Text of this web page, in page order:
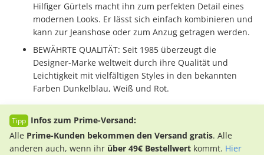
Hilfiger Gürtels macht ihn zum perfekten Detail eines
modernen Looks. Er lässt sich einfach kombinieren und
kann zur Jeanshose oder zum Anzug getragen werden.
BEWÄHRTE QUALITÄT: Seit 1985 überzeugt die
Designer-Marke weltweit durch ihre Qualität und
Leichtigkeit mit vielfältigen Styles in den bekannten
Farben Dunkelblau, Weiß und Rot.
Infos zum Prime-Versand:
Alle Prime-Kunden bekommen den Versand gratis. Alle
anderen auch, wenn ihr über 49€ Bestellwert kommt. Hier